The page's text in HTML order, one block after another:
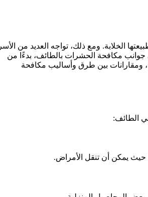
الخلابة. ومع ذلك، تواجه العديد من الأسر
مكافحة الحشرات بالطائف، بدءًا من
ومقارانات بين طرق وأساليب مكافحة
الطائف:
حيث يمكن أن تنقل الأمراض.